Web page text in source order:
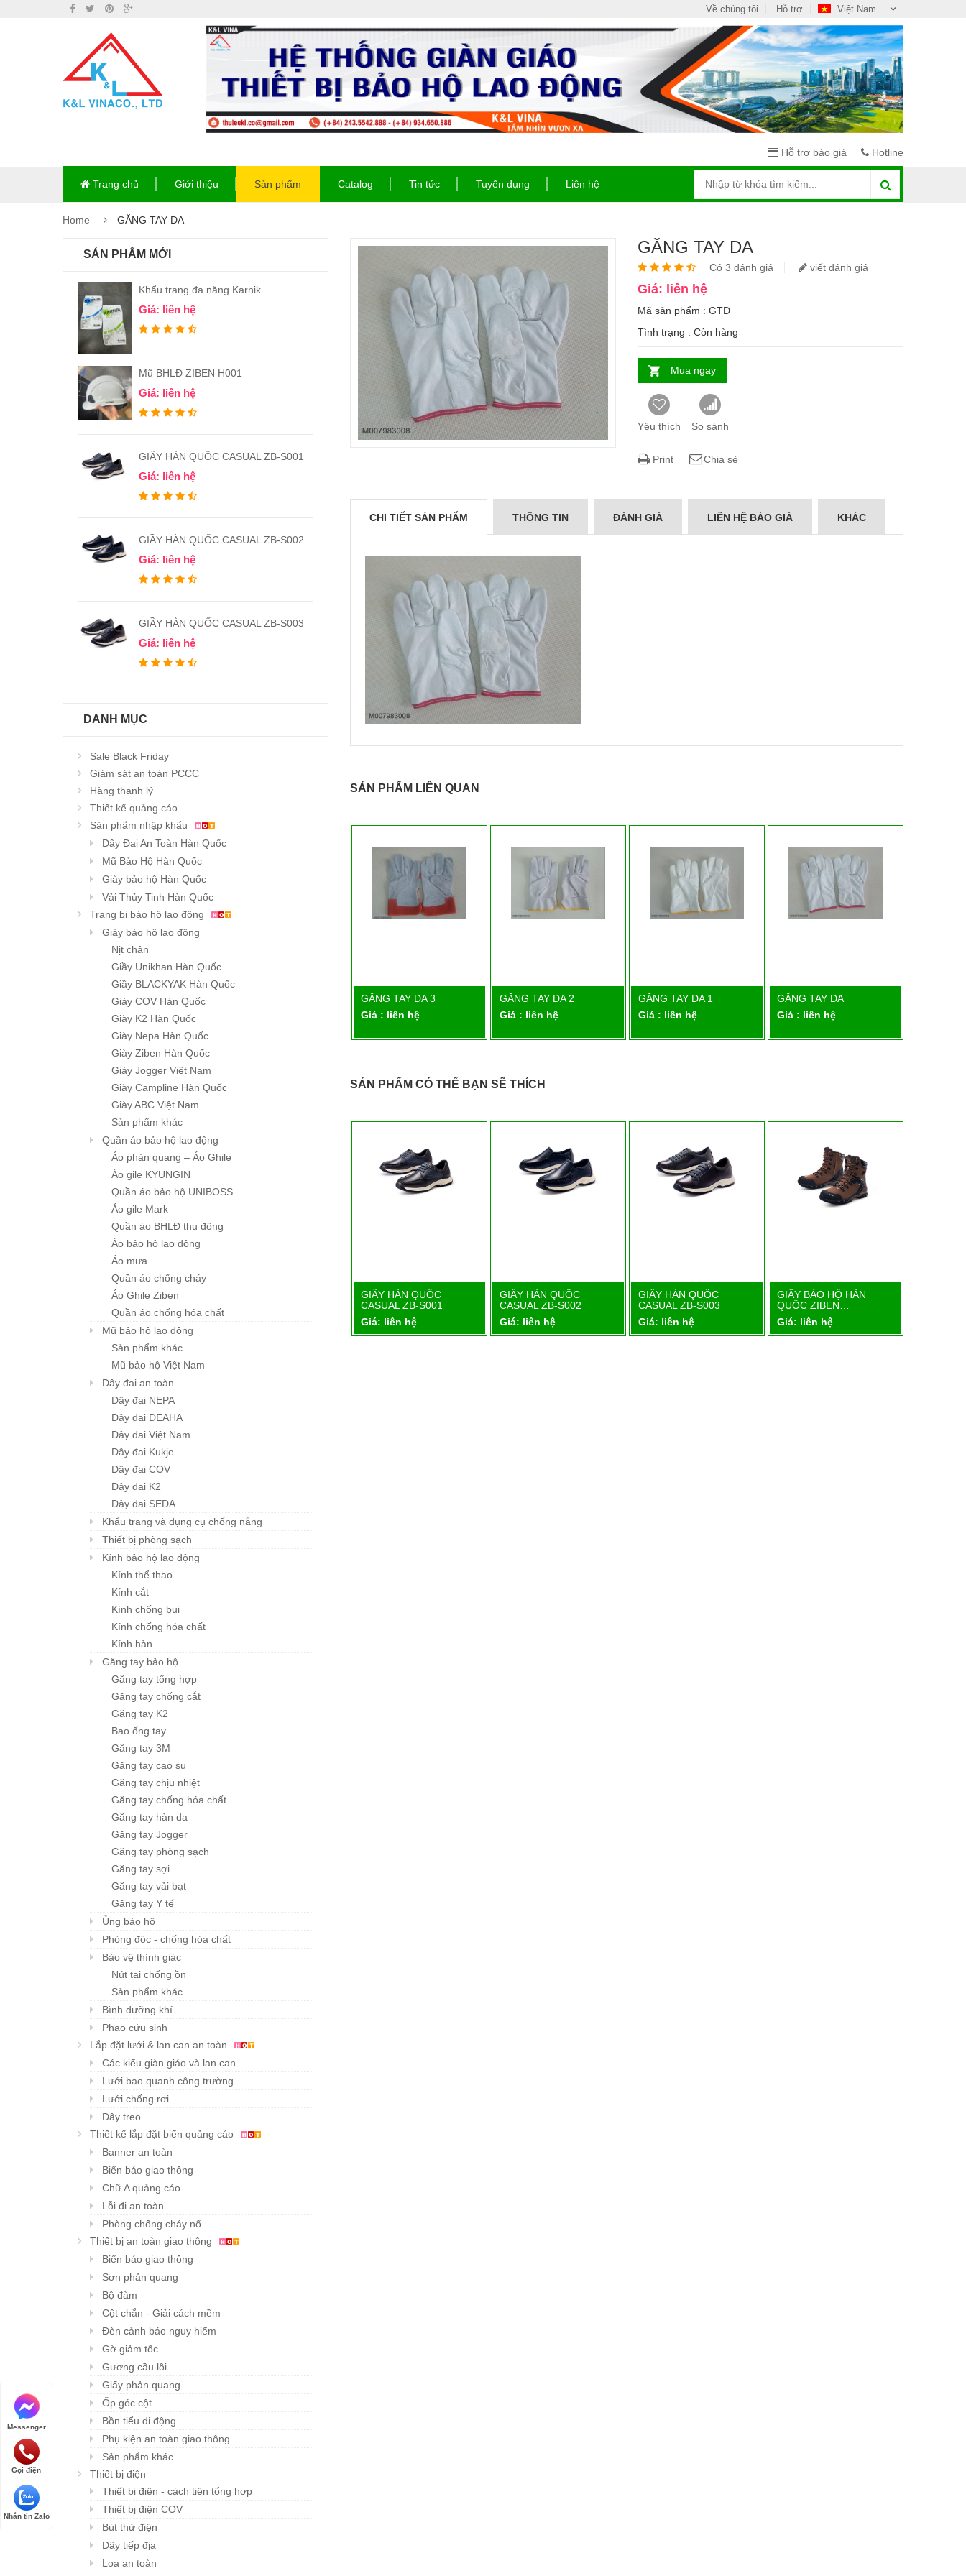
Việt Nam
Về chúng tôi Hỗ trợ
Hỗ trợ báo giá Hotline
Trang chủ Giới thiệu Sản phẩm Catalog Tin tức Tuyển dụng Liên hệ
Home GĂNG TAY DA
SẢN PHẨM MỚI
Khẩu trang đa năng Karnik
Giá: liên hệ
Mũ BHLĐ ZIBEN H001
Giá: liên hệ
GIẦY HÀN QUỐC CASUAL ZB-S001
Giá: liên hệ
GIẦY HÀN QUỐC CASUAL ZB-S002
Giá: liên hệ
GIẦY HÀN QUỐC CASUAL ZB-S003
Giá: liên hệ
DANH MỤC
Sale Black Friday
Giám sát an toàn PCCC
Hàng thanh lý
Thiết kế quảng cáo
Sản phẩm nhập khẩu
Dây Đai An Toàn Hàn Quốc
Mũ Bảo Hộ Hàn Quốc
Giày bảo hộ Hàn Quốc
Vải Thủy Tinh Hàn Quốc
Trang bị bảo hộ lao động
Giày bảo hộ lao động
Nịt chân
Giầy Unikhan Hàn Quốc
Giầy BLACKYAK Hàn Quốc
Giày COV Hàn Quốc
Giày K2 Hàn Quốc
Giày Nepa Hàn Quốc
Giày Ziben Hàn Quốc
Giày Jogger Việt Nam
Giày Campline Hàn Quốc
Giày ABC Việt Nam
Sản phẩm khác
Quần áo bảo hộ lao động
Áo phản quang – Áo Ghile
Áo gile KYUNGIN
Quần áo bảo hộ UNIBOSS
Áo gile Mark
Quần áo BHLĐ thu đông
Áo bảo hộ lao động
Áo mưa
Quần áo chống cháy
Áo Ghile Ziben
Quần áo chống hóa chất
Mũ bảo hộ lao động
Sản phẩm khác
Mũ bảo hộ Việt Nam
Dây đai an toàn
Dây đai NEPA
Dây đai DEAHA
Dây đai Việt Nam
Dây đai Kukje
Dây đai COV
Dây đai K2
Dây đai SEDA
Khẩu trang và dụng cụ chống nắng
Thiết bị phòng sạch
Kính bảo hộ lao động
Kính thể thao
Kính cắt
Kính chống bụi
Kính chống hóa chất
Kính hàn
Găng tay bảo hộ
Găng tay tổng hợp
Găng tay chống cắt
Găng tay K2
Bao ống tay
Găng tay 3M
Găng tay cao su
Găng tay chịu nhiệt
Găng tay chống hóa chất
Găng tay hàn da
Găng tay Jogger
Găng tay phòng sạch
Găng tay sợi
Găng tay vải bạt
Găng tay Y tế
Ủng bảo hộ
Phòng độc - chống hóa chất
Bảo vệ thính giác
Nút tai chống ồn
Sản phẩm khác
Bình dưỡng khí
Phao cứu sinh
Lắp đặt lưới & lan can an toàn
Các kiểu giàn giáo và lan can
Lưới bao quanh công trường
Lưới chống rơi
Dây treo
Thiết kế lắp đặt biển quảng cáo
Banner an toàn
Biển báo giao thông
Chữ A quảng cáo
Lỗi đi an toàn
Phòng chống cháy nổ
Thiết bị an toàn giao thông
Biển báo giao thông
Sơn phản quang
Bộ đàm
Cột chắn - Giải cách mềm
Đèn cảnh báo nguy hiểm
Gờ giảm tốc
Gương cầu lồi
Giấy phản quang
Ốp góc cột
Bồn tiểu di động
Phụ kiện an toàn giao thông
Sản phẩm khác
Thiết bị điện
Thiết bị điện - cách tiện tổng hợp
Thiết bị điện COV
Bút thử điện
Dây tiếp địa
Loa an toàn
GĂNG TAY DA
Có 3 đánh giá viết đánh giá
Giá: liên hệ
Mã sản phẩm : GTD
Tình trạng : Còn hàng
Mua ngay
Yêu thích So sánh
Print Chia sẻ
CHI TIẾT SẢN PHẨM THÔNG TIN ĐÁNH GIÁ LIÊN HỆ BÁO GIÁ KHÁC
SẢN PHẨM LIÊN QUAN
Chi tiết
GĂNG TAY HÀN HQ
Giá : liên hệ
Chi tiết
GĂNG TAY DA 3
Giá : liên hệ
Chi tiết
GĂNG TAY DA 2
Giá : liên hệ
Chi tiết
GĂNG TAY DA 1
Giá : liên hệ
Chi tiết
GĂNG TAY DA
Giá : liên hệ
SẢN PHẨM CÓ THỂ BẠN SẼ THÍCH
Chi tiết
Khẩu trang đa năng
Giá: liên hệ
Giá: liên hệ
Chi tiết
GIẦY HÀN QUỐC
CASUAL ZB-S001
Giá: liên hệ
Chi tiết
GIẦY HÀN QUỐC
CASUAL ZB-S002
Giá: liên hệ
Chi tiết
GIẦY HÀN QUỐC
CASUAL ZB-S003
Giá: liên hệ
Chi tiết
GIẦY BẢO HỘ HÀN
QUỐC ZIBEN…
Giá: liên hệ
Messenger
Gọi điện
Nhắn tin Zalo